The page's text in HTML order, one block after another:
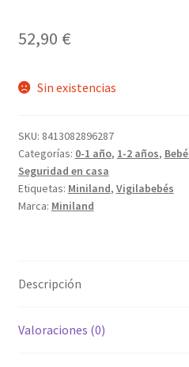
52,90 €
Sin existencias
SKU: 8413082896287
Categorías: 0-1 año, 1-2 años,
Seguridad en casa
Etiquetas: Miniland, Vigilabebés
Marca: Miniland
Descripción
Valoraciones (0)